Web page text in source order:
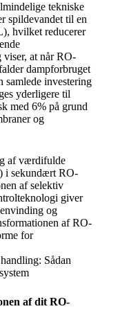
tekniske
spildevandet til en
hvilket reducerer
viser, at når RO-
dampforbruget
samlede investering
yderligere til
med 6% på grund
og
af værdifulde
i sekundært RO-
af selektiv
giver
og
af RO-
for
Sådan
af dit RO-